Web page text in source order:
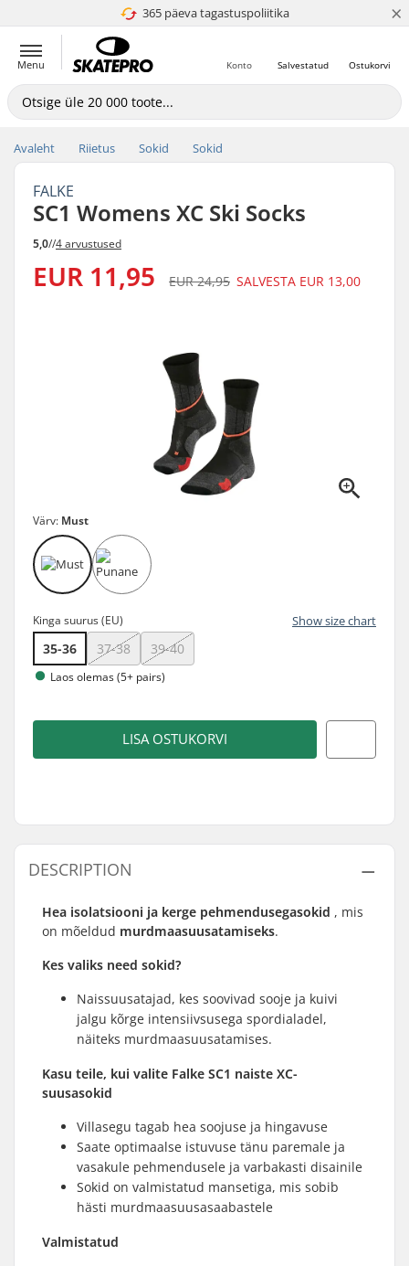
365 päeva tagastuspoliitika
4.8 paljaks 5 ×
Menu Ostukorvi
Salvestatud
Konto
Avaleht Riietus Sokid Sokid
FALKE
SC1 Womens XC Ski Socks
5,0//4 arvustused
EUR 11,95 EUR 24,95 SALVESTA EUR 13,00
Värv: Must
Kinga suurus (EU) Show size chart
35-36 37-38 39-40
Laos olemas (5+ pairs)
LISA OSTUKORVI
DESCRIPTION
Hea isolatsiooni ja kerge pehmendusegasokid , mis
on mõeldud murdmaasuusatamiseks.
Kes valiks need sokid?
Naissuusatajad, kes soovivad sooje ja kuivi
jalgu kõrge intensiivsusega spordialadel,
näiteks murdmaasuusatamises.
Kasu teile, kui valite Falke SC1 naiste XC-
suusasokid
Villasegu tagab hea soojuse ja hingavuse
Saate optimaalse istuvuse tänu paremale ja
vasakule pehmendusele ja varbakasti disainile
Sokid on valmistatud mansetiga, mis sobib
hästi murdmaasuusasaabastele
Valmistatud